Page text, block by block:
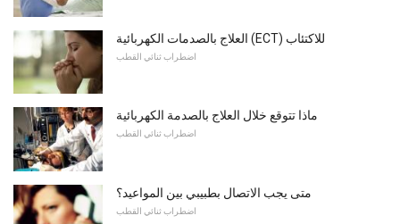
العلاج بالصدمات الكهربائية (ECT) للاكتئاب
اضطراب ثنائي القطب
ماذا تتوقع خلال العلاج بالصدمة الكهربائية
اضطراب ثنائي القطب
متى يجب الاتصال بطبيبي بين المواعيد؟
اضطراب ثنائي القطب